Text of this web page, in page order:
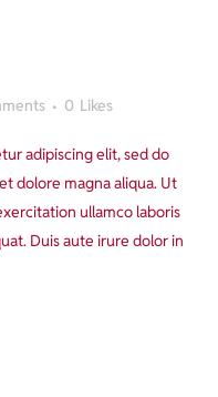
0 Likes
adipiscing elit, sed do
dolore magna aliqua. Ut
ullamco laboris
Duis aute irure dolor in